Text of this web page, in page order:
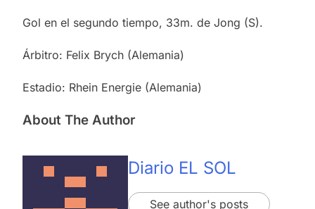
Gol en el segundo tiempo, 33m. de Jong (S).
Árbitro: Felix Brych (Alemania)
Estadio: Rhein Energie (Alemania)
About The Author
Diario EL SOL
See author's posts